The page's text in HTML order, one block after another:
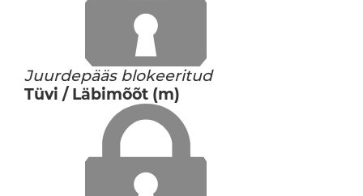
Juurdepääs blokeeritud
Tüvi / Läbimõõt (m)